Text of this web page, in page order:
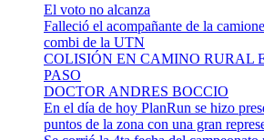
El voto no alcanza
Falleció el acompañante de la
combi de la UTN
COLISIÓN EN CAMINO RURAL
PASO
DOCTOR ANDRES BOCCIO
En el día de hoy PlanRun se hizo
puntos de la zona con una gran